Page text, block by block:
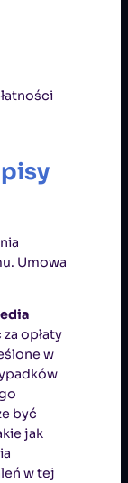
Umowa
opłaty
w
być
jak
w tej